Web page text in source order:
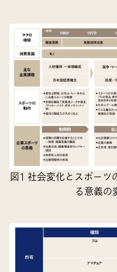
図1 社会変化とスポーツ
る意義の